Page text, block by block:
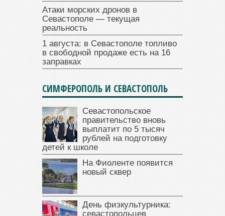
Атаки морских дронов в
Севастополе — текущая
реальность
1 августа: в Севастополе топливо
в свободной продаже есть на 16
заправках
СИМФЕРОПОЛЬ И СЕВАСТОПОЛЬ
Севастопольское
правительство вновь
выплатит по 5 тысяч
рублей на подготовку
детей к школе
На Фиоленте появится
новый сквер
День физкультурника:
севастопольцев